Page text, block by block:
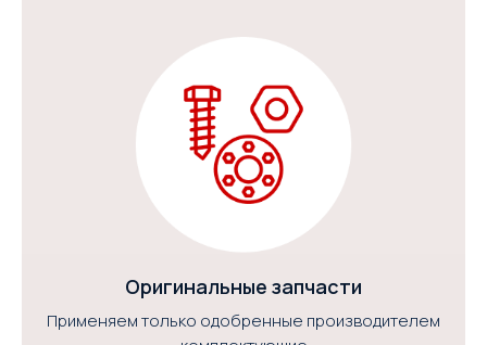
Оригинальные запчасти
Применяем только одобренные производителем